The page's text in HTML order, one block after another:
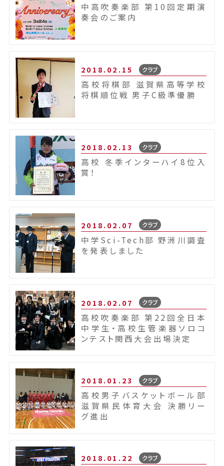
中高吹奏楽部 第10回定期演
奏会のご案内
2018.02.15 クラブ
高校将棋部 滋賀県高等学校
将棋順位戦 男子C級準優勝
2018.02.13 クラブ
高校 冬季インターハイ8位入
賞！
2018.02.07 クラブ
中学Sci-Tech部 野洲川調査
を発表しました
2018.02.07 クラブ
高校吹奏楽部 第22回全日本
中学生・高校生管楽器ソロコ
ンテスト関西大会出場決定
2018.01.23 クラブ
高校男子バスケットボール部
滋賀県民体育大会 決勝リー
グ進出
2018.01.22 クラブ